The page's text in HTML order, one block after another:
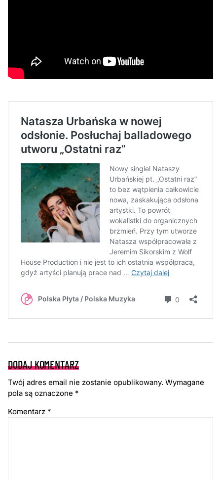
DODAJ KOMENTARZ
Twój adres email nie zostanie opublikowany. Wymagane
pola są oznaczone *
Komentarz *